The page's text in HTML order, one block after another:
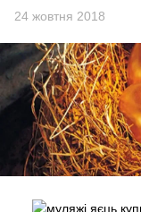
24 жовтня 2018